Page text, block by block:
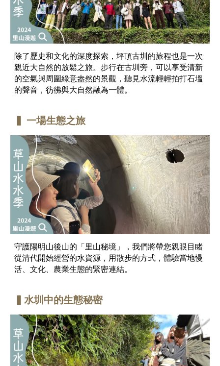
除了歷史和文化的深度探索，坪頂古圳的旅程也是一次
親近大自然的放鬆之旅。步行在古圳旁，可以享受清新
的空氣與周圍綠意盎然的景觀，聽見水流輕輕拍打石塭
的聲音，彷彿與大自然融為一體。
▍ 一場生態之旅
守護陽明山後山的「里山秘境」，我們將帶您親眼目睹
從清代開始經營的水資源，用散步的方式，體驗當地慢
活、文化、農業生態的緊密連結。
▍水圳中的生態秘密